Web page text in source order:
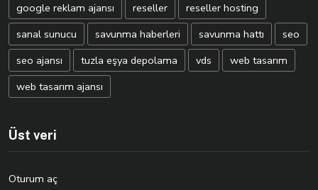
google reklam ajansı
reseller
reseller hosting
sanal sunucu
savunma haberleri savunma hattı
seo
seo ajansı
tuzla eşya depolama vds
web tasarım
web tasarım ajansı
Üst veri
Oturum aç